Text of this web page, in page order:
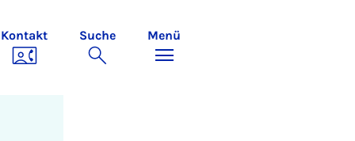
Kontakt Suche Menü